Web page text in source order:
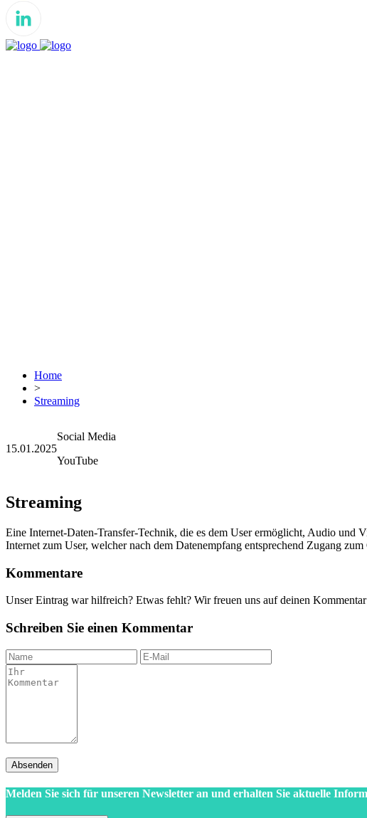
Home
>
Streaming
15.01.2025
Social Media
YouTube
Streaming
Eine Internet-Daten-Transfer-Technik, die es dem User ermöglicht, Audio und
Internet zum User, welcher nach dem Datenempfang entsprechend Zugang
Kommentare
Unser Eintrag war hilfreich? Etwas fehlt? Wir freuen uns auf deinen
Schreiben Sie einen Kommentar
Absenden
Melden Sie sich für unseren Newsletter an und erhalten Sie aktuelle